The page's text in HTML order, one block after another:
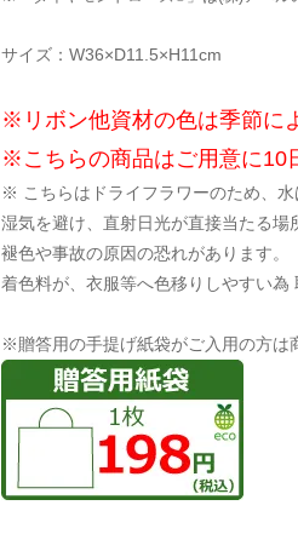
サイズ：W36×D11.5×H11cm
※リボン他資材の色は季節に
※こちらの商品はご用意に10
※ こちらはドライフラワーのため、水
湿気を避け、直射日光が直接当たる
褪色や事故の原因の恐れがあります。
着色料が、衣服等へ色移りしやすい為
※贈答用の手提げ紙袋がご入用の方は